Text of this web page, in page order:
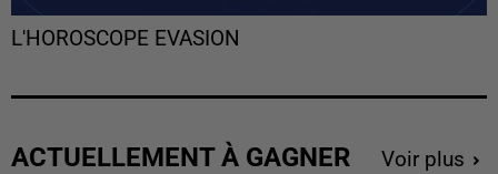
L'HOROSCOPE EVASION
ACTUELLEMENT À GAGNER Voir plus